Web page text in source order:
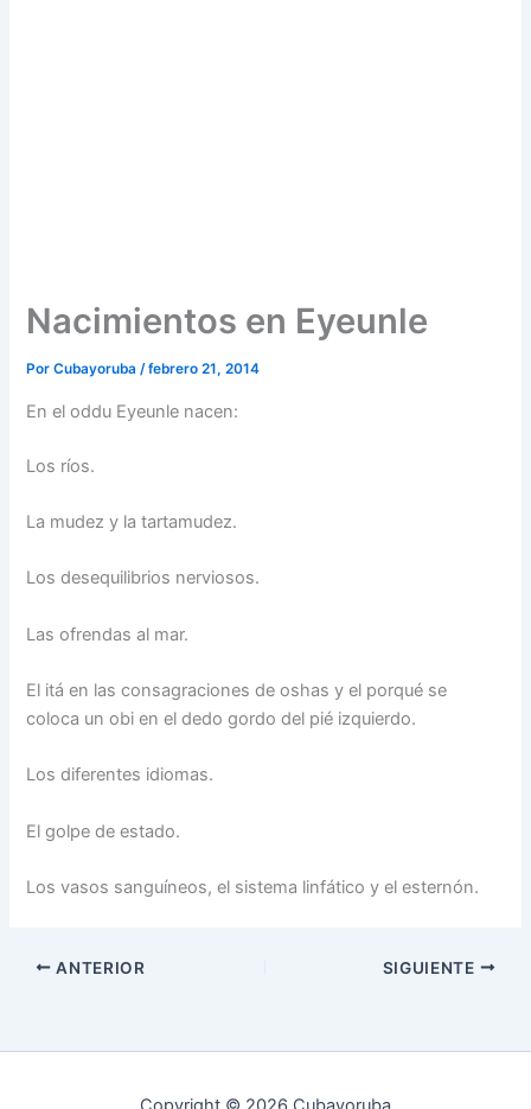
Nacimientos en Eyeunle
PorCubayoruba/febrero 21, 2014
En el oddu Eyeunle nacen:
Los ríos.
La mudez y la tartamudez.
Los desequilibrios nerviosos.
Las ofrendas al mar.
El itá en las consagraciones de oshas y el porqué se
coloca un obi en el dedo gordo del pié izquierdo.
Los diferentes idiomas.
El golpe de estado.
Los vasos sanguíneos, el sistema linfático y el esternón.
ANTERIOR SIGUIENTE